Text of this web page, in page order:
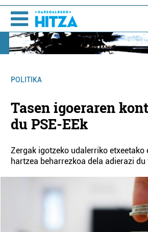
POLITIKA
Tasen igoeraren
du PSE-EEk
Zergak igotzeko udalerriko etxeetako
hartzea beharrezkoa dela adierazi du